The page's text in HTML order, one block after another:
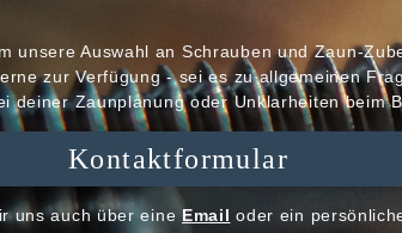
unsere Auswahl an Schrauben und Zaun-
zur Verfügung - sei es zu allgemeinen
deiner Zaunplanung oder Unklarheiten beim
Kontaktformular
uns auch über eine Email oder ein